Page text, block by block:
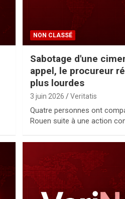
NON CLASSÉ
Sabotage d'une
appel, le procureur
plus lourdes
3 juin 2026 Veritatis
Quatre personnes ont
Rouen suite à une action